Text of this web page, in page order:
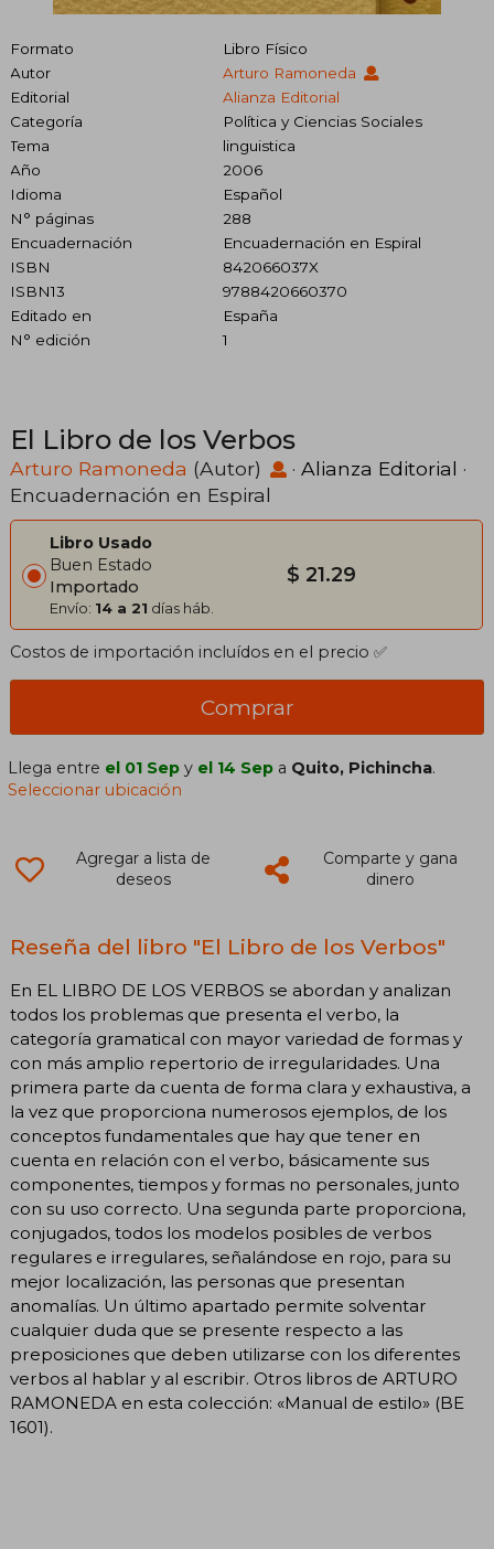
Formato
Libro Físico
Autor
Arturo Ramoneda
Editorial
Alianza Editorial
Categoría
Política y Ciencias Sociales
Tema
linguistica
Año
2006
Idioma
Español
N° páginas
288
Encuadernación
Encuadernación en Espiral
ISBN
842066037X
ISBN13
9788420660370
Editado en
España
N° edición
1
El Libro de los Verbos
Arturo Ramoneda (Autor) · Alianza Editorial ·
Encuadernación en Espiral
Libro Usado
Buen Estado
Importado
Envío: 14 a 21 días háb.
$ 21.29
Costos de importación incluídos en el precio ✅
Comprar
Llega entre el 01 Sep y el 14 Sep a Quito, Pichincha.
Seleccionar ubicación
Agregar a lista de
deseos
Comparte y gana
dinero
Reseña del libro "El Libro de los Verbos"
En EL LIBRO DE LOS VERBOS se abordan y analizan
todos los problemas que presenta el verbo, la
categoría gramatical con mayor variedad de formas y
con más amplio repertorio de irregularidades. Una
primera parte da cuenta de forma clara y exhaustiva, a
la vez que proporciona numerosos ejemplos, de los
conceptos fundamentales que hay que tener en
cuenta en relación con el verbo, básicamente sus
componentes, tiempos y formas no personales, junto
con su uso correcto. Una segunda parte proporciona,
conjugados, todos los modelos posibles de verbos
regulares e irregulares, señalándose en rojo, para su
mejor localización, las personas que presentan
anomalías. Un último apartado permite solventar
cualquier duda que se presente respecto a las
preposiciones que deben utilizarse con los diferentes
verbos al hablar y al escribir. Otros libros de ARTURO
RAMONEDA en esta colección: «Manual de estilo» (BE
1601).